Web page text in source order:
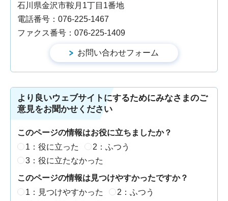
石川県金沢市鞍月1丁目1番地
電話番号：076-225-1467
ファクス番号：076-225-1409
より良いウェブサイトにするためにみなさまのご
意見をお聞かせください
このページの情報はお役に立ちましたか？
1：役に立った
2：ふつう
3：役に立たなかった
このページの情報は見つけやすかったですか？
1：見つけやすかった
2：ふつう